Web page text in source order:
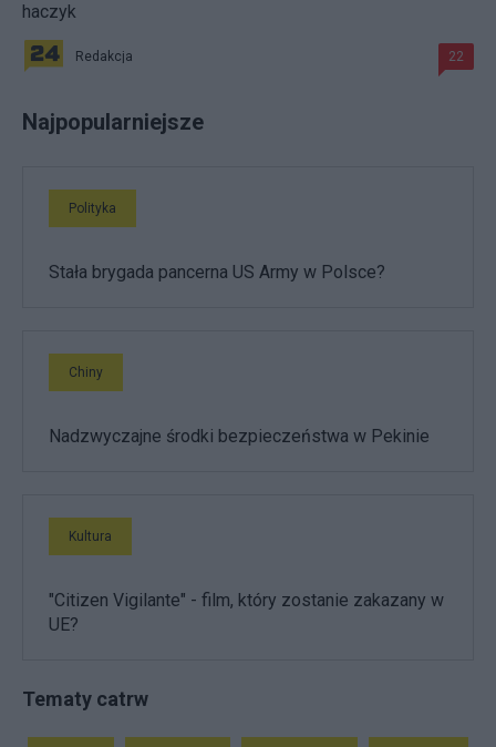
haczyk
Redakcja 22
Najpopularniejsze
Polityka
Stała brygada pancerna US Army w Polsce?
Chiny
Nadzwyczajne środki bezpieczeństwa w Pekinie
Kultura
"Citizen Vigilante" - film, który zostanie zakazany w
UE?
Tematy catrw